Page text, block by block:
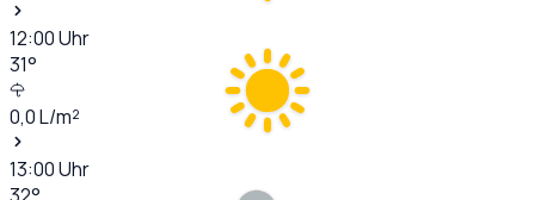
12:00Uhr
31°
0,0L/m²
13:00Uhr